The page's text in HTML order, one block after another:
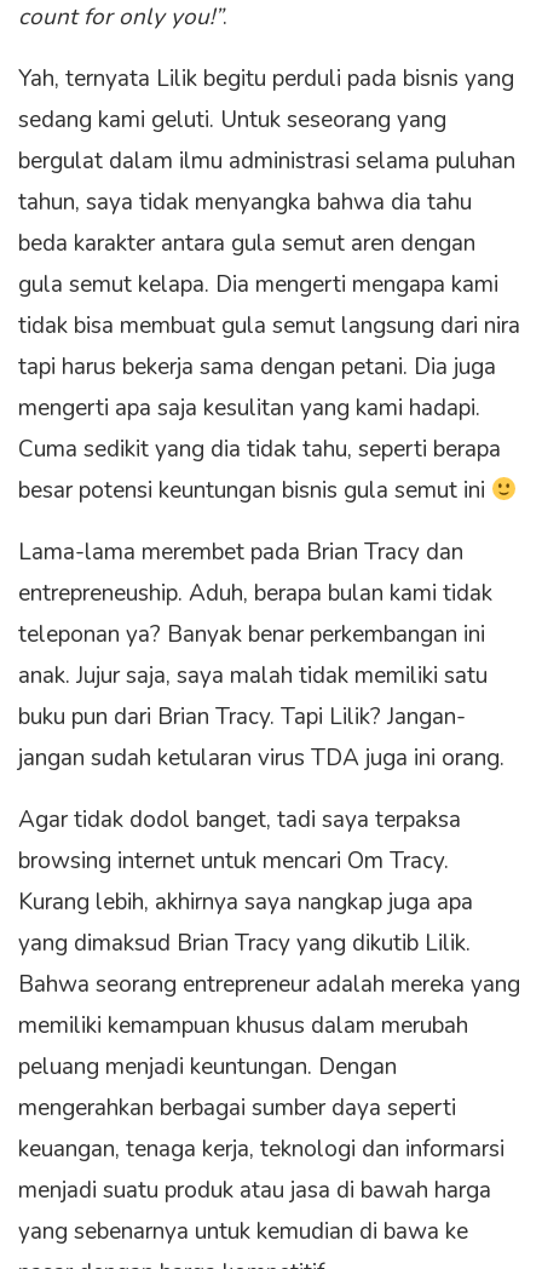
count for only you!”.
Yah, ternyata Lilik begitu perduli pada bisnis yang
sedang kami geluti. Untuk seseorang yang
bergulat dalam ilmu administrasi selama puluhan
tahun, saya tidak menyangka bahwa dia tahu
beda karakter antara gula semut aren dengan
gula semut kelapa. Dia mengerti mengapa kami
tidak bisa membuat gula semut langsung dari nira
tapi harus bekerja sama dengan petani. Dia juga
mengerti apa saja kesulitan yang kami hadapi.
Cuma sedikit yang dia tidak tahu, seperti berapa
besar potensi keuntungan bisnis gula semut ini
Lama-lama merembet pada Brian Tracy dan
entrepreneuship. Aduh, berapa bulan kami tidak
teleponan ya? Banyak benar perkembangan ini
anak. Jujur saja, saya malah tidak memiliki satu
buku pun dari Brian Tracy. Tapi Lilik? Jangan-
jangan sudah ketularan virus TDA juga ini orang.
Agar tidak dodol banget, tadi saya terpaksa
browsing internet untuk mencari Om Tracy.
Kurang lebih, akhirnya saya nangkap juga apa
yang dimaksud Brian Tracy yang dikutib Lilik.
Bahwa seorang entrepreneur adalah mereka yang
memiliki kemampuan khusus dalam merubah
peluang menjadi keuntungan. Dengan
mengerahkan berbagai sumber daya seperti
keuangan, tenaga kerja, teknologi dan informarsi
menjadi suatu produk atau jasa di bawah harga
yang sebenarnya untuk kemudian di bawa ke